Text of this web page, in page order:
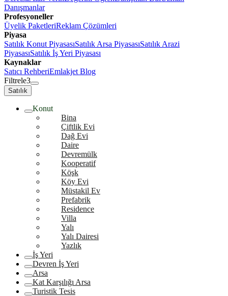
Danışmanlar
Profesyoneller
Üyelik PaketleriReklam Çözümleri
Piyasa
Satılık Konut PiyasasıSatılık Arsa PiyasasıSatılık Arazi
PiyasasıSatılık İş Yeri Piyasası
Kaynaklar
Satıcı RehberiEmlakjet Blog
Filtrele3
Satılık
Konut
Bina
Çiftlik Evi
Dağ Evi
Daire
Devremülk
Kooperatif
Köşk
Köy Evi
Müstakil Ev
Prefabrik
Residence
Villa
Yalı
Yalı Dairesi
Yazlık
İş Yeri
Devren İş Yeri
Arsa
Kat Karşılığı Arsa
Turistik Tesis